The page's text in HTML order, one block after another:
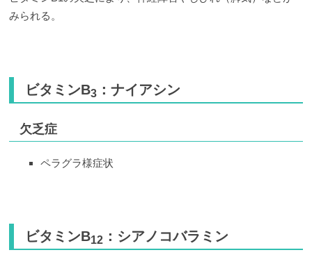
みられる。
ビタミンB3 ：ナイアシン
欠乏症
ペラグラ様症状
ビタミンB12 ：シアノコバラミン